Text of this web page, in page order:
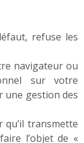
refuse les
navigateur ou
sur votre
une gestion des
transmette
l’objet de «